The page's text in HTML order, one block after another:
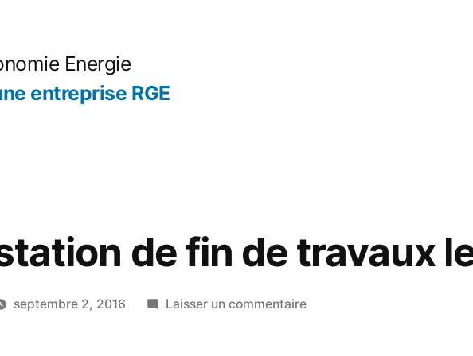
Energie
entreprise RGE
de fin de travaux
septembre 2, 2016 Laisser un commentairesur